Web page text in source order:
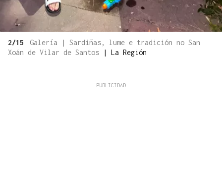
2/15
Galería | Sardiñas, lume e tradición no San
Xoán de Vilar de Santos
| La Región